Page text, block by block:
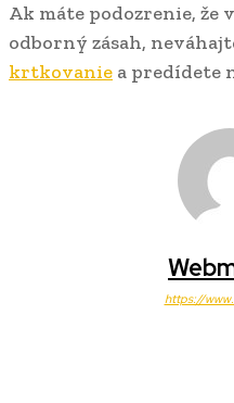
Ak máte podozrenie, že
odborný zásah,
krtkovanie a predídete
https://